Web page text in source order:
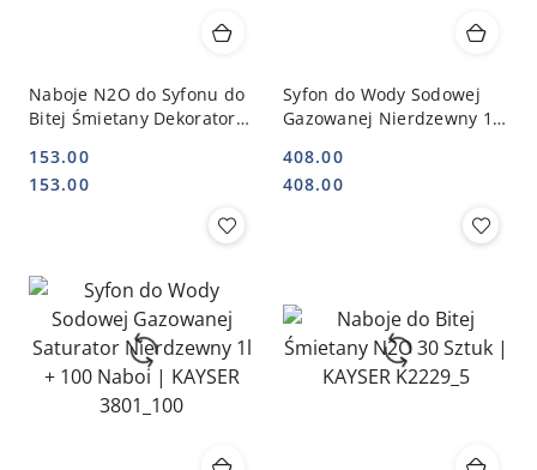
Naboje N2O do Syfonu do
Bitej Śmietany Dekoratora
KAYSER K2227_2
Cena:
153.00
Cena:
153.00
Syfon do Wody Sodowej
Gazowanej Nierdzewny 1l
KAYSER 3801_50
Cena:
408.00
Cena:
408.00